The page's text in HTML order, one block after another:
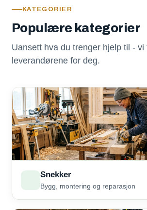
KATEGORIER
Populære kategorier
Uansett hva du trenger hjelp til - vi
leverandørene for deg.
Snekker
Bygg, montering og reparasjon